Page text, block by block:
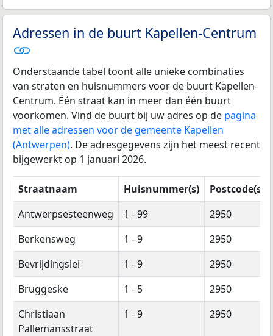
Adressen in de buurt Kapellen-Centrum
Onderstaande tabel toont alle unieke combinaties
van straten en huisnummers voor de buurt Kapellen-
Centrum. Één straat kan in meer dan één buurt
voorkomen. Vind de buurt bij uw adres op de pagina
met alle adressen voor de gemeente Kapellen
(Antwerpen). De adresgegevens zijn het meest recent
bijgewerkt op 1 januari 2026.
Straatnaam Huisnummer(s)
Postcode(s)
Antwerpsesteenweg
1 - 99
2950
Berkensweg
1 - 9
2950
Bevrijdingslei
1 - 9
2950
Bruggeske
1 - 5
2950
Christiaan
Pallemansstraat
1 - 9 2950